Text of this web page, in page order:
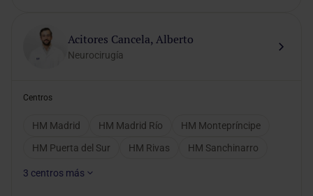
Acitores Cancela, Alberto
Neurocirugía
Centros
HM Madrid HM Madrid Río
HM Montepríncipe
HM Puerta del Sur
HM Rivas HM Sanchinarro
3 centros más